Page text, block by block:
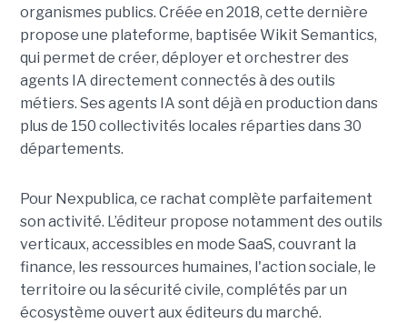
organismes publics. Créée en 2018, cette dernière
propose une plateforme, baptisée Wikit Semantics,
qui permet de créer, déployer et orchestrer des
agents IA directement connectés à des outils
métiers. Ses agents IA sont déjà en production dans
plus de 150 collectivités locales réparties dans 30
départements.
Pour Nexpublica, ce rachat complète parfaitement
son activité. L’éditeur propose notamment des outils
verticaux, accessibles en mode SaaS, couvrant la
finance, les ressources humaines, l'action sociale, le
territoire ou la sécurité civile, complétés par un
écosystème ouvert aux éditeurs du marché.